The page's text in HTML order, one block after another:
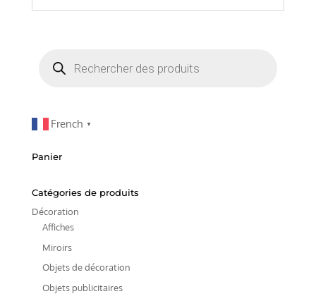
produits
French ▼
Panier
Catégories de produits
Décoration
Affiches
Miroirs
Objets de décoration
Objets publicitaires